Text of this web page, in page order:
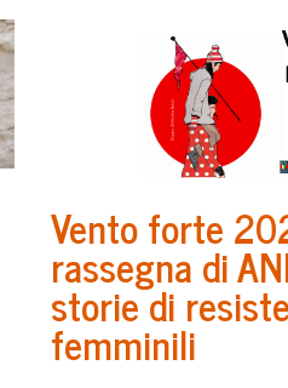
Vento forte
rassegna di
storie di
femminili